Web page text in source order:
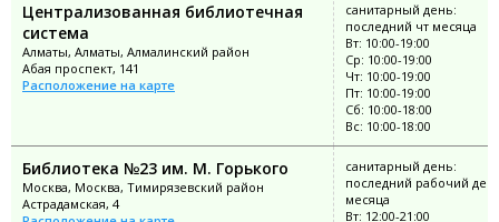
Централизованная библиотечная
система
Алматы, Алматы, Алмалинский район
Абая проспект, 141
Расположение на карте
санитарный день:
последний чт месяца
Вт: 10:00-19:00
Ср: 10:00-19:00
Чт: 10:00-19:00
Пт: 10:00-19:00
Сб: 10:00-18:00
Вс: 10:00-18:00
Библиотека №23 им. М. Горького
Москва, Москва, Тимирязевский район
Астрадамская, 4
санитарный день:
последний рабочий
месяца
Вт: 12:00-21:00